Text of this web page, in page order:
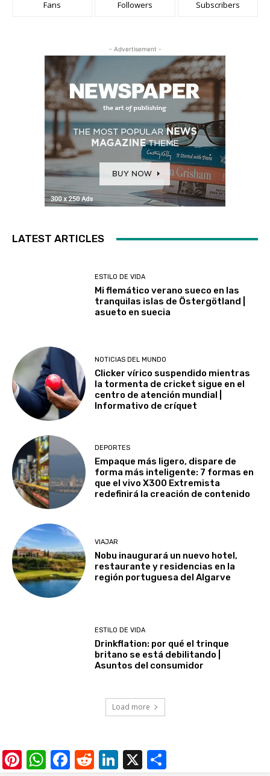
Fans Followers Subscribers
- Advertisement -
LATEST ARTICLES
ESTILO DE VIDA
Mi flemático verano sueco en las
tranquilas islas de Östergötland |
asueto en suecia
NOTICIAS DEL MUNDO
Clicker vírico suspendido mientras
la tormenta de cricket sigue en el
centro de atención mundial |
Informativo de críquet
DEPORTES
Empaque más ligero, dispare de
forma más inteligente: 7 formas en
que el vivo X300 Extremista
redefinirá la creación de contenido
VIAJAR
Nobu inaugurará un nuevo hotel,
restaurante y residencias en la
región portuguesa del Algarve
ESTILO DE VIDA
Drinkflation: por qué el trinque
britano se está debilitando |
Asuntos del consumidor
Load more
Pinterest
WhatsApp
Facebook
RedditLinkedIn
X